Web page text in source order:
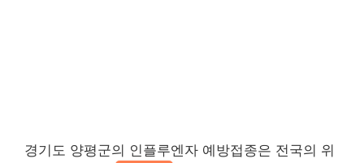
경기도 양평군의 인플루엔자 예방접종은 전국의 위